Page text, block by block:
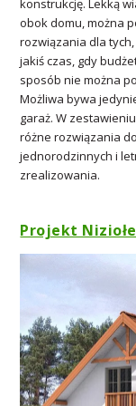
konstrukcję. Lekką
obok domu, można
rozwiązania dla
jakiś czas, gdy
sposób nie można
Możliwa bywa
garaż. W
różne rozwiązania
jednorodzinnych i
zrealizowania.
Projekt